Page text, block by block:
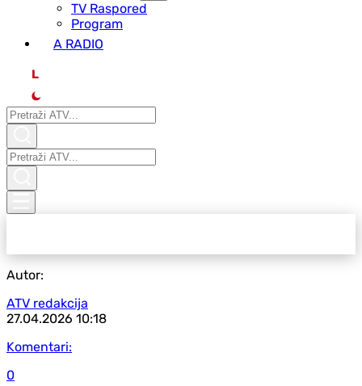
ТV Raspored
Program
A RADIO
L
Autor:
ATV redakcija
27.04.2026 10:18
Komentari:
0